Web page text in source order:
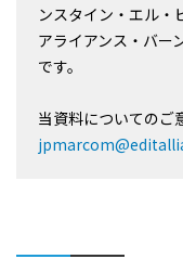
ンスタイン・エル・
アライアンス・バー
です。
当資料についてのご